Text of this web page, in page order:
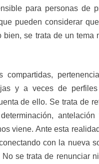
para personas de
pueden considerar
se trata de un tema
y a veces de
de ello. Se trata de
antelación
viene. Ante esta
con la nueva
se trata de renunciar